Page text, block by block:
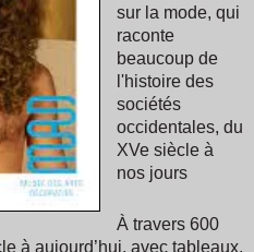
sur la mode, qui
raconte
beaucoup de
l'histoire des
sociétés
occidentales, du
XVe siècle à
nos jours
À travers 600
à aujourd’hui, avec tableaux,